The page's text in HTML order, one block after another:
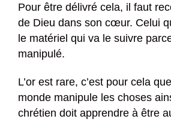
Pour être délivré cela, il faut
de Dieu dans son cœur. Celui
le matériel qui va le suivre
manipulé.
L’or est rare, c’est pour cela
monde manipule les choses
chrétien doit apprendre à être